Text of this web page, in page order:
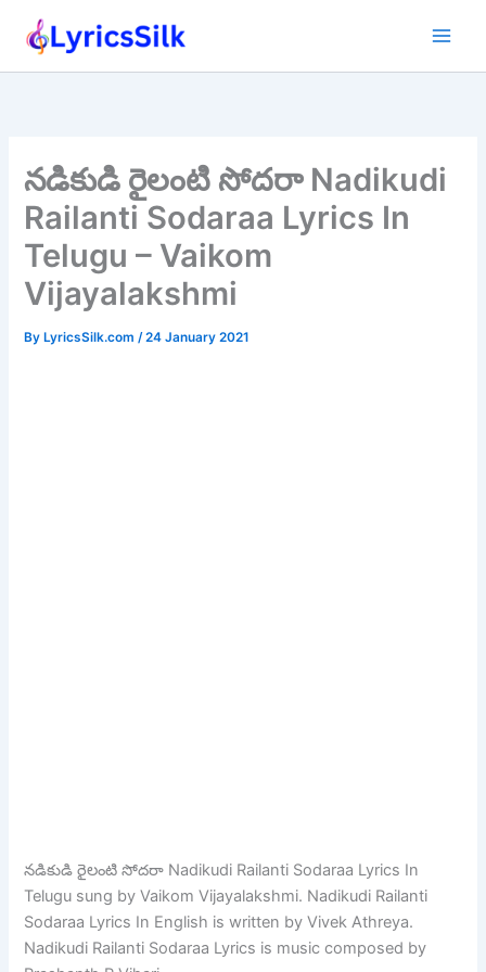
నడికుడి రైలంటి సోదరా Nadikudi
Railanti Sodaraa Lyrics In
Telugu – Vaikom
Vijayalakshmi
ByLyricsSilk.com /24 January 2021
నడికుడి రైలంటి సోదరా Nadikudi Railanti Sodaraa Lyrics In
Telugu sung by Vaikom Vijayalakshmi. Nadikudi Railanti
Sodaraa Lyrics In English is written by Vivek Athreya.
Nadikudi Railanti Sodaraa Lyrics is music composed by